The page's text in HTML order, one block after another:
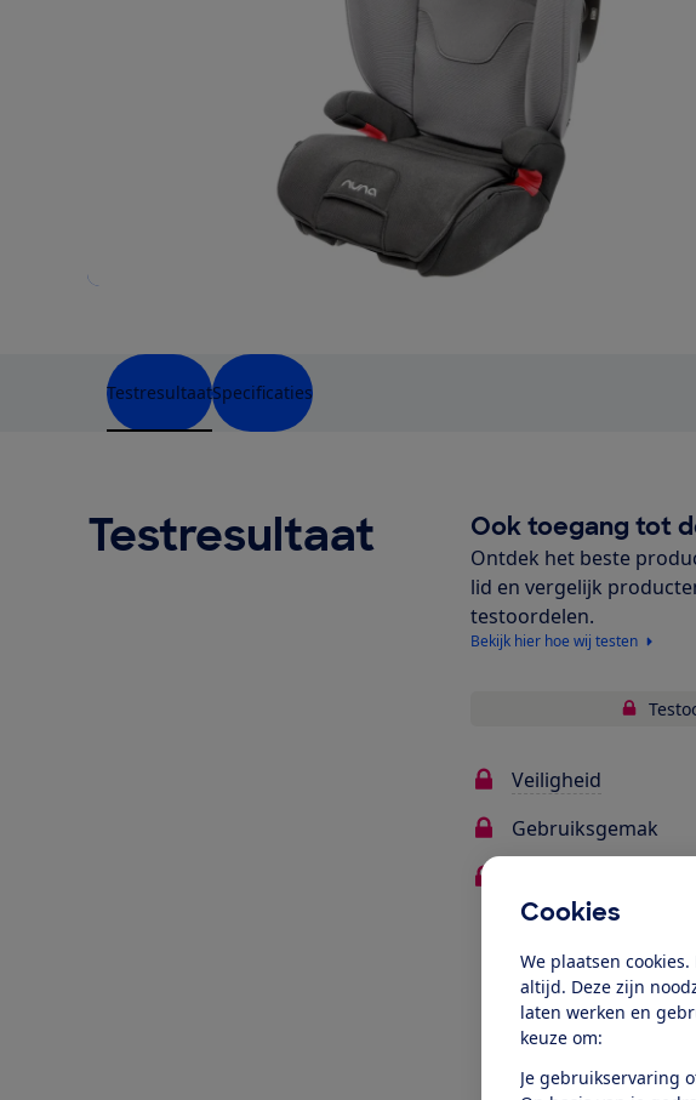
Cookies
We plaatsen
altijd. Deze zijn
laten werken en
keuze om:
Je gebruikservaring
TestresultaatSpecificaties
Testresultaat Ook toegang tot
Ontdek het beste
lid en vergelijk
testoordelen.
Bekijk hier hoe wij testen
Veiligheid
Gebruiksgemak
Ook toegang
Al lid?